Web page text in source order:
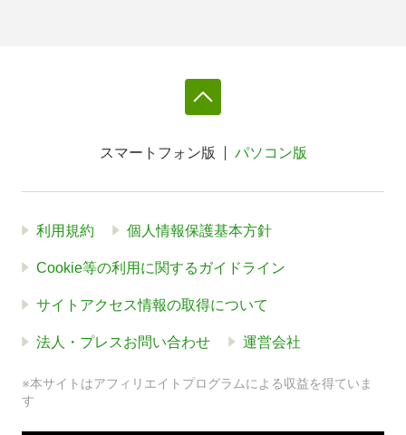
スマートフォン版 パソコン版
利用規約 個人情報保護基本方針
Cookie等の利用に関するガイドライン
サイトアクセス情報の取得について
法人・プレスお問い合わせ 運営会社
※本サイトはアフィリエイトプログラムによる収益を得ていま
す